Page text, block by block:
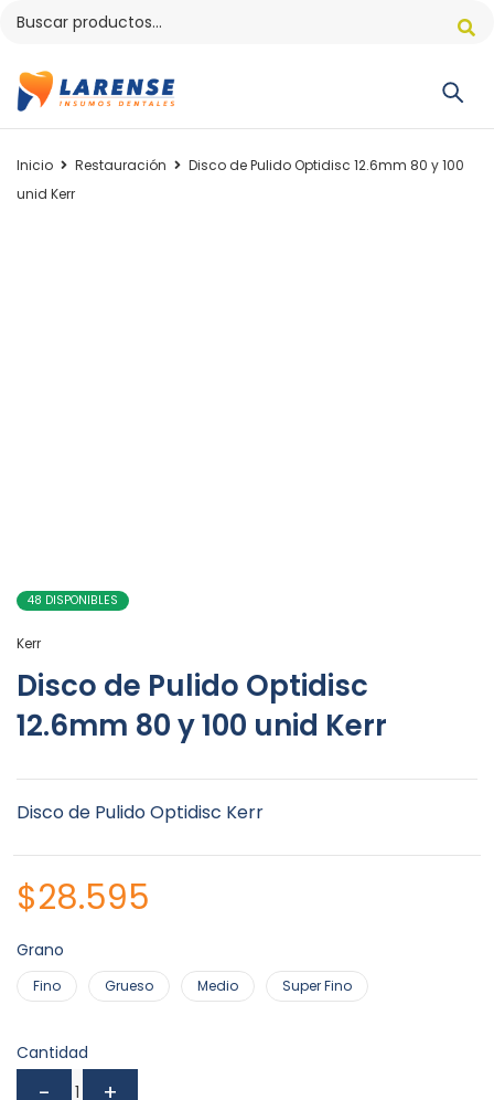
Inicio Restauración
Disco de Pulido Optidisc 12.6mm 80 y 100
unid Kerr
48 DISPONIBLES
Kerr
Disco de Pulido Optidisc
12.6mm 80 y 100 unid Kerr
Disco de Pulido Optidisc Kerr
$28.595
Grano
Fino Grueso Medio Super Fino
Cantidad